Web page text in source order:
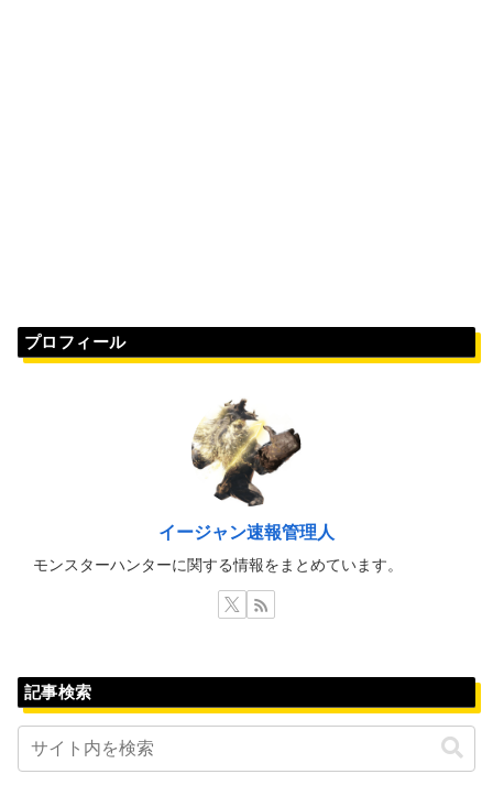
プロフィール
イージャン速報管理人
モンスターハンターに関する情報をまとめています。
記事検索